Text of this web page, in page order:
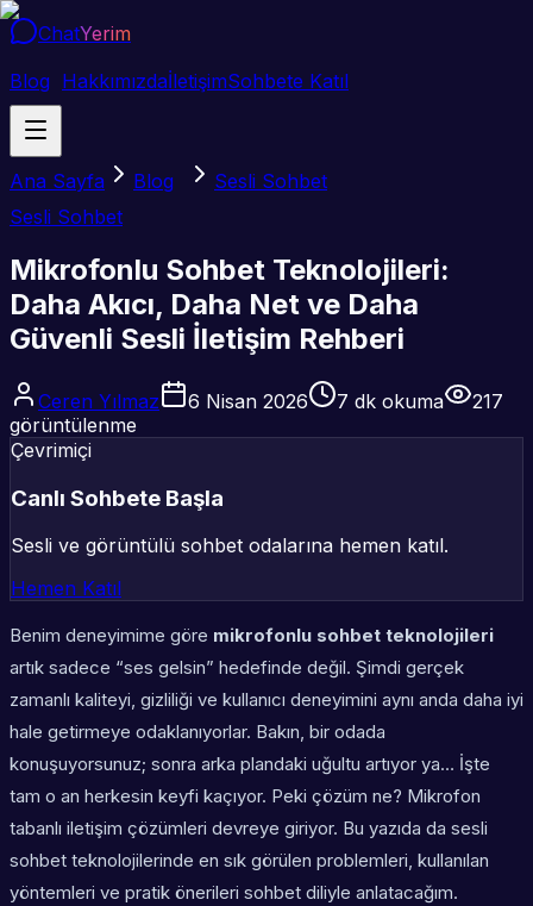
ChatYerim
Blog HakkımızdaİletişimSohbete Katıl
Ana Sayfa Blog
Sesli Sohbet
Sesli Sohbet
Mikrofonlu Sohbet Teknolojileri:
Daha Akıcı, Daha Net ve Daha
Güvenli Sesli İletişim Rehberi
Ceren Yılmaz 6 Nisan 2026 7 dk okuma
217
görüntülenme
Çevrimiçi
Canlı Sohbete Başla
Sesli ve görüntülü sohbet odalarına hemen katıl.
Hemen Katıl
Benim deneyimime göre mikrofonlu sohbet teknolojileri
artık sadece “ses gelsin” hedefinde değil. Şimdi gerçek
zamanlı kaliteyi, gizliliği ve kullanıcı deneyimini aynı anda daha iyi
hale getirmeye odaklanıyorlar. Bakın, bir odada
konuşuyorsunuz; sonra arka plandaki uğultu artıyor ya… İşte
tam o an herkesin keyfi kaçıyor. Peki çözüm ne? Mikrofon
tabanlı iletişim çözümleri devreye giriyor. Bu yazıda da sesli
sohbet teknolojilerinde en sık görülen problemleri, kullanılan
yöntemleri ve pratik önerileri sohbet diliyle anlatacağım.